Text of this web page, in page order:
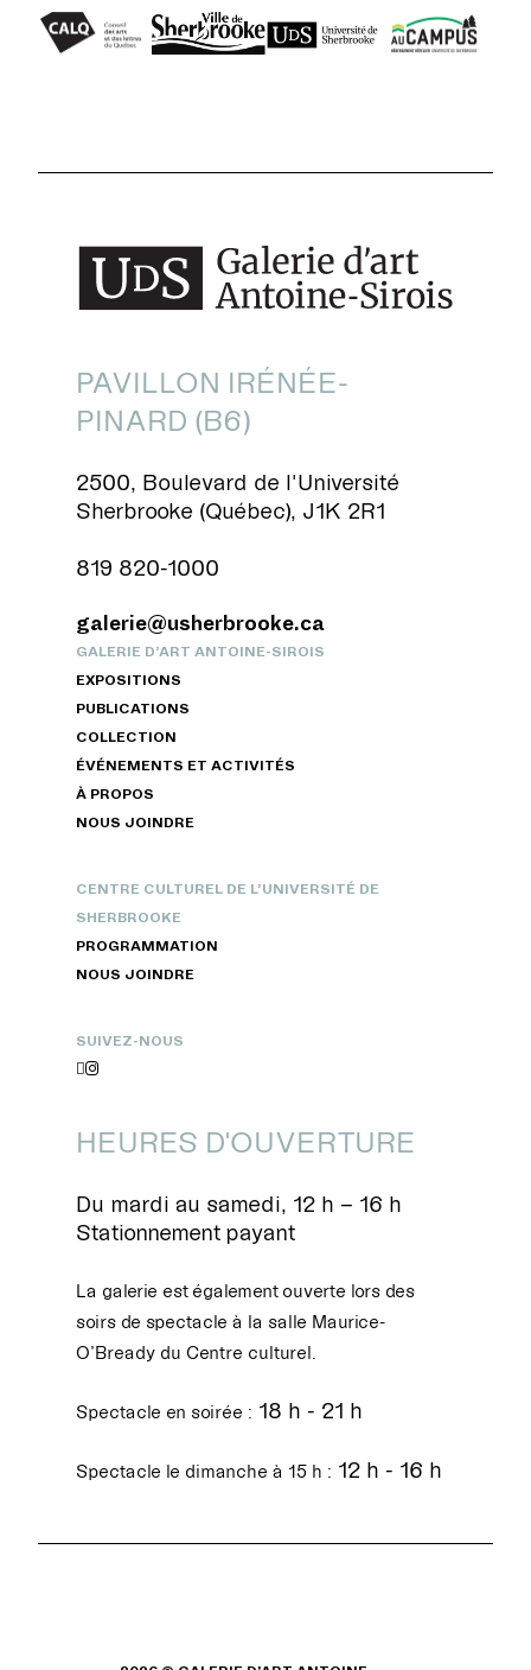
PAVILLON IRÉNÉE-
PINARD (B6)
2500, Boulevard de l'Université
Sherbrooke (Québec), J1K 2R1
819 820-1000
galerie@usherbrooke.ca
GALERIE D’ART ANTOINE-SIROIS
EXPOSITIONS
PUBLICATIONS
COLLECTION
ÉVÉNEMENTS ET ACTIVITÉS
À PROPOS
NOUS JOINDRE
CENTRE CULTUREL DE L’UNIVERSITÉ DE
SHERBROOKE
PROGRAMMATION
NOUS JOINDRE
SUIVEZ-NOUS

HEURES D'OUVERTURE
Du mardi au samedi, 12 h – 16 h
Stationnement payant
La galerie est également ouverte lors des
soirs de spectacle à la salle Maurice-
O’Bready du Centre culturel.
Spectacle en soirée : 18 h - 21 h
Spectacle le dimanche à 15 h : 12 h - 16 h